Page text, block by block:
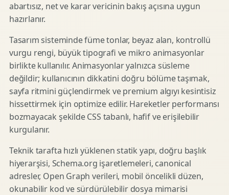
abartısız, net ve karar vericinin bakış açısına uygun
hazırlanır.
Tasarım sisteminde füme tonlar, beyaz alan, kontrollü
vurgu rengi, büyük tipografi ve mikro animasyonlar
birlikte kullanılır. Animasyonlar yalnızca süsleme
değildir; kullanıcının dikkatini doğru bölüme taşımak,
sayfa ritmini güçlendirmek ve premium algıyı kesintisiz
hissettirmek için optimize edilir. Hareketler performansı
bozmayacak şekilde CSS tabanlı, hafif ve erişilebilir
kurgulanır.
Teknik tarafta hızlı yüklenen statik yapı, doğru başlık
hiyerarşisi, Schema.org işaretlemeleri, canonical
adresler, Open Graph verileri, mobil öncelikli düzen,
okunabilir kod ve sürdürülebilir dosya mimarisi